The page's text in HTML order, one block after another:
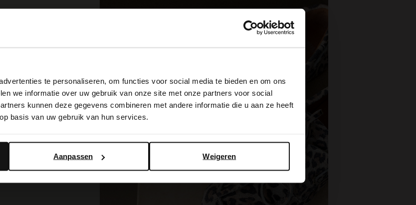
te personaliseren, om functies voor social media te bieden en om ons
we informatie over uw gebruik van onze site met onze partners voor social
kunnen deze gegevens combineren met andere informatie die u aan ze heeft
basis van uw gebruik van hun services.
Weigeren
Aanpassen
materialen,
de
bij
precies wat
×
like your language isn't Dutch. Would you like to